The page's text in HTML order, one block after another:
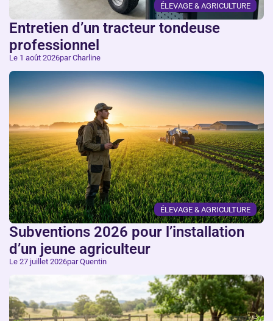
ÉLEVAGE & AGRICULTURE
Entretien d’un tracteur tondeuse
professionnel
Le 1 août 2026par Charline
ÉLEVAGE & AGRICULTURE
Subventions 2026 pour l’installation
d’un jeune agriculteur
Le 27 juillet 2026par Quentin